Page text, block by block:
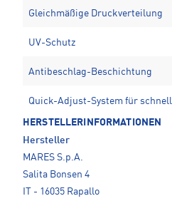
Gleichmäßige Druckverteilung
UV-Schutz
Antibeschlag-Beschichtung
Quick-Adjust-System für
HERSTELLERINFORMATIONEN
Hersteller
MARES S.p.A.
Salita Bonsen 4
IT - 16035 Rapallo